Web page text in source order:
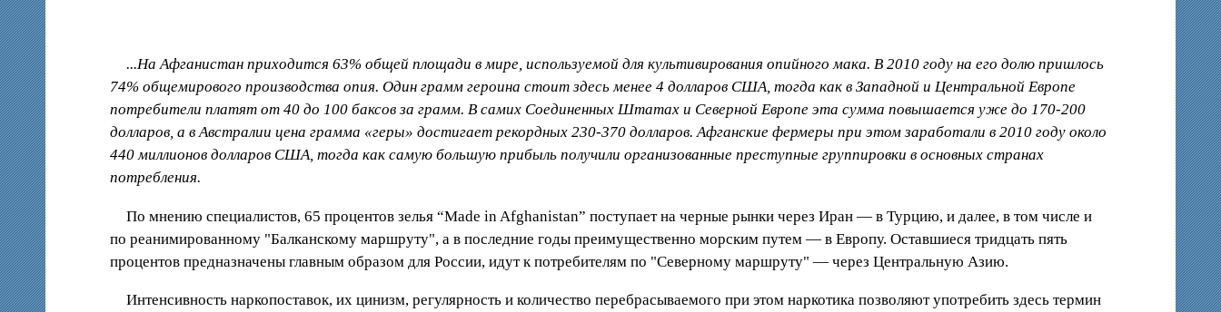
...На Афганистан приходится 63% общей площади в мире, используемой для культивирования опийного мака. В 2010 году на его долю пришлось
74% общемирового производства опия. Один грамм героина стоит здесь менее 4 долларов США, тогда как в Западной и Центральной Европе
потребители платят от 40 до 100 баксов за грамм. В самих Соединенных Штатах и Северной Европе эта сумма повышается уже до 170-200
долларов, а в Австралии цена грамма «геры» достигает рекордных 230-370 долларов. Афганские фермеры при этом заработали в 2010 году около
440 миллионов долларов США, тогда как самую большую прибыль получили организованные преступные группировки в основных странах
потребления.
По мнению специалистов, 65 процентов зелья “Made in Afghanistan” поступает на черные рынки через Иран — в Турцию, и далее, в том числе и
по реанимированному "Балканскому маршруту", а в последние годы преимущественно морским путем — в Европу. Оставшиеся тридцать пять
процентов предназначены главным образом для России, идут к потребителям по "Северному маршруту" — через Центральную Азию.
Интенсивность наркопоставок, их цинизм, регулярность и количество перебрасываемого при этом наркотика позволяют употребить здесь термин